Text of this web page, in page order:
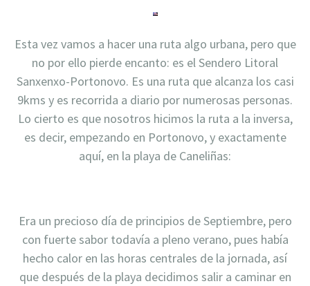
Esta vez vamos a hacer una ruta algo urbana, pero que
no por ello pierde encanto: es el Sendero Litoral
Sanxenxo-Portonovo. Es una ruta que alcanza los casi
9kms y es recorrida a diario por numerosas personas.
Lo cierto es que nosotros hicimos la ruta a la inversa,
es decir, empezando en Portonovo, y exactamente
aquí, en la playa de Caneliñas:
Era un precioso día de principios de Septiembre, pero
con fuerte sabor todavía a pleno verano, pues había
hecho calor en las horas centrales de la jornada, así
que después de la playa decidimos salir a caminar en